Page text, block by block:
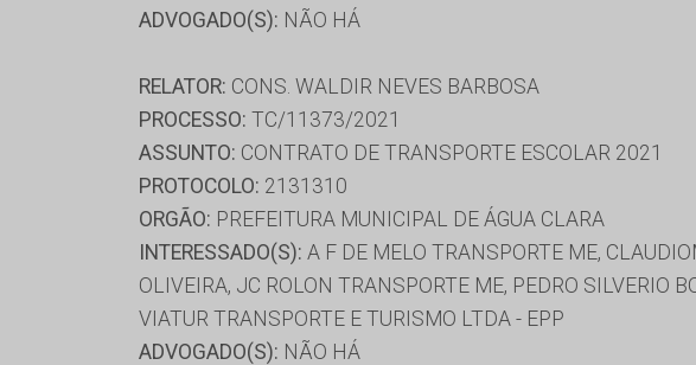
ADVOGADO(S): NÃO HÁ
RELATOR: CONS. WALDIR NEVES BARBOSA
PROCESSO: TC/11373/2021
ASSUNTO: CONTRATO DE TRANSPORTE ESCOLAR 2021
PROTOCOLO: 2131310
ORGÃO: PREFEITURA MUNICIPAL DE ÁGUA CLARA
INTERESSADO(S): A F DE MELO TRANSPORTE ME,
OLIVEIRA, JC ROLON TRANSPORTE ME, PEDRO SILVERIO
VIATUR TRANSPORTE E TURISMO LTDA - EPP
ADVOGADO(S): NÃO HÁ